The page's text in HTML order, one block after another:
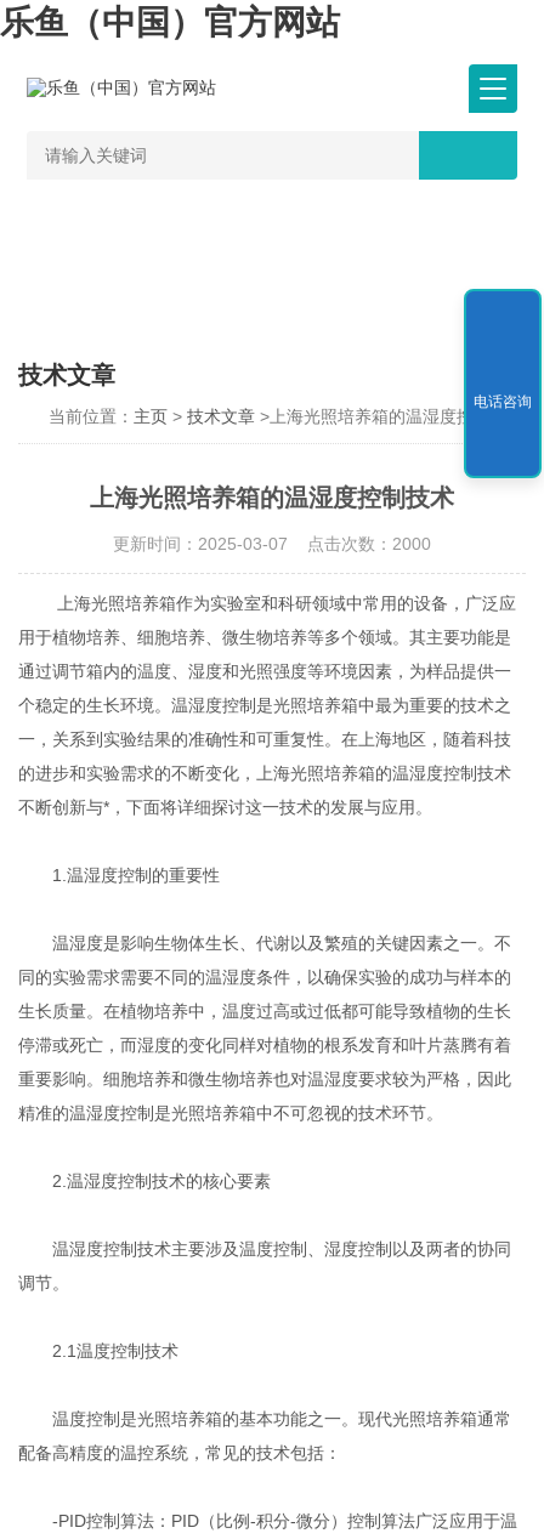
乐鱼（中国）官方网站
技术文章
当前位置： 主页 >技术文章 >上海光照培养箱的温湿度控制技术
上海光照培养箱的温湿度控制技术
更新时间：2025-03-07 点击次数：2000
上海光照培养箱作为实验室和科研领域中常用的设备，广泛应
用于植物培养、细胞培养、微生物培养等多个领域。其主要功能是
通过调节箱内的温度、湿度和光照强度等环境因素，为样品提供一
个稳定的生长环境。温湿度控制是光照培养箱中最为重要的技术之
一，关系到实验结果的准确性和可重复性。在上海地区，随着科技
的进步和实验需求的不断变化，上海光照培养箱的温湿度控制技术
不断创新与*，下面将详细探讨这一技术的发展与应用。
1.温湿度控制的重要性
温湿度是影响生物体生长、代谢以及繁殖的关键因素之一。不
同的实验需求需要不同的温湿度条件，以确保实验的成功与样本的
生长质量。在植物培养中，温度过高或过低都可能导致植物的生长
停滞或死亡，而湿度的变化同样对植物的根系发育和叶片蒸腾有着
重要影响。细胞培养和微生物培养也对温湿度要求较为严格，因此
精准的温湿度控制是光照培养箱中不可忽视的技术环节。
2.温湿度控制技术的核心要素
温湿度控制技术主要涉及温度控制、湿度控制以及两者的协同
调节。
2.1温度控制技术
温度控制是光照培养箱的基本功能之一。现代光照培养箱通常
配备高精度的温控系统，常见的技术包括：
-PID控制算法：PID（比例-积分-微分）控制算法广泛应用于温
电话咨询